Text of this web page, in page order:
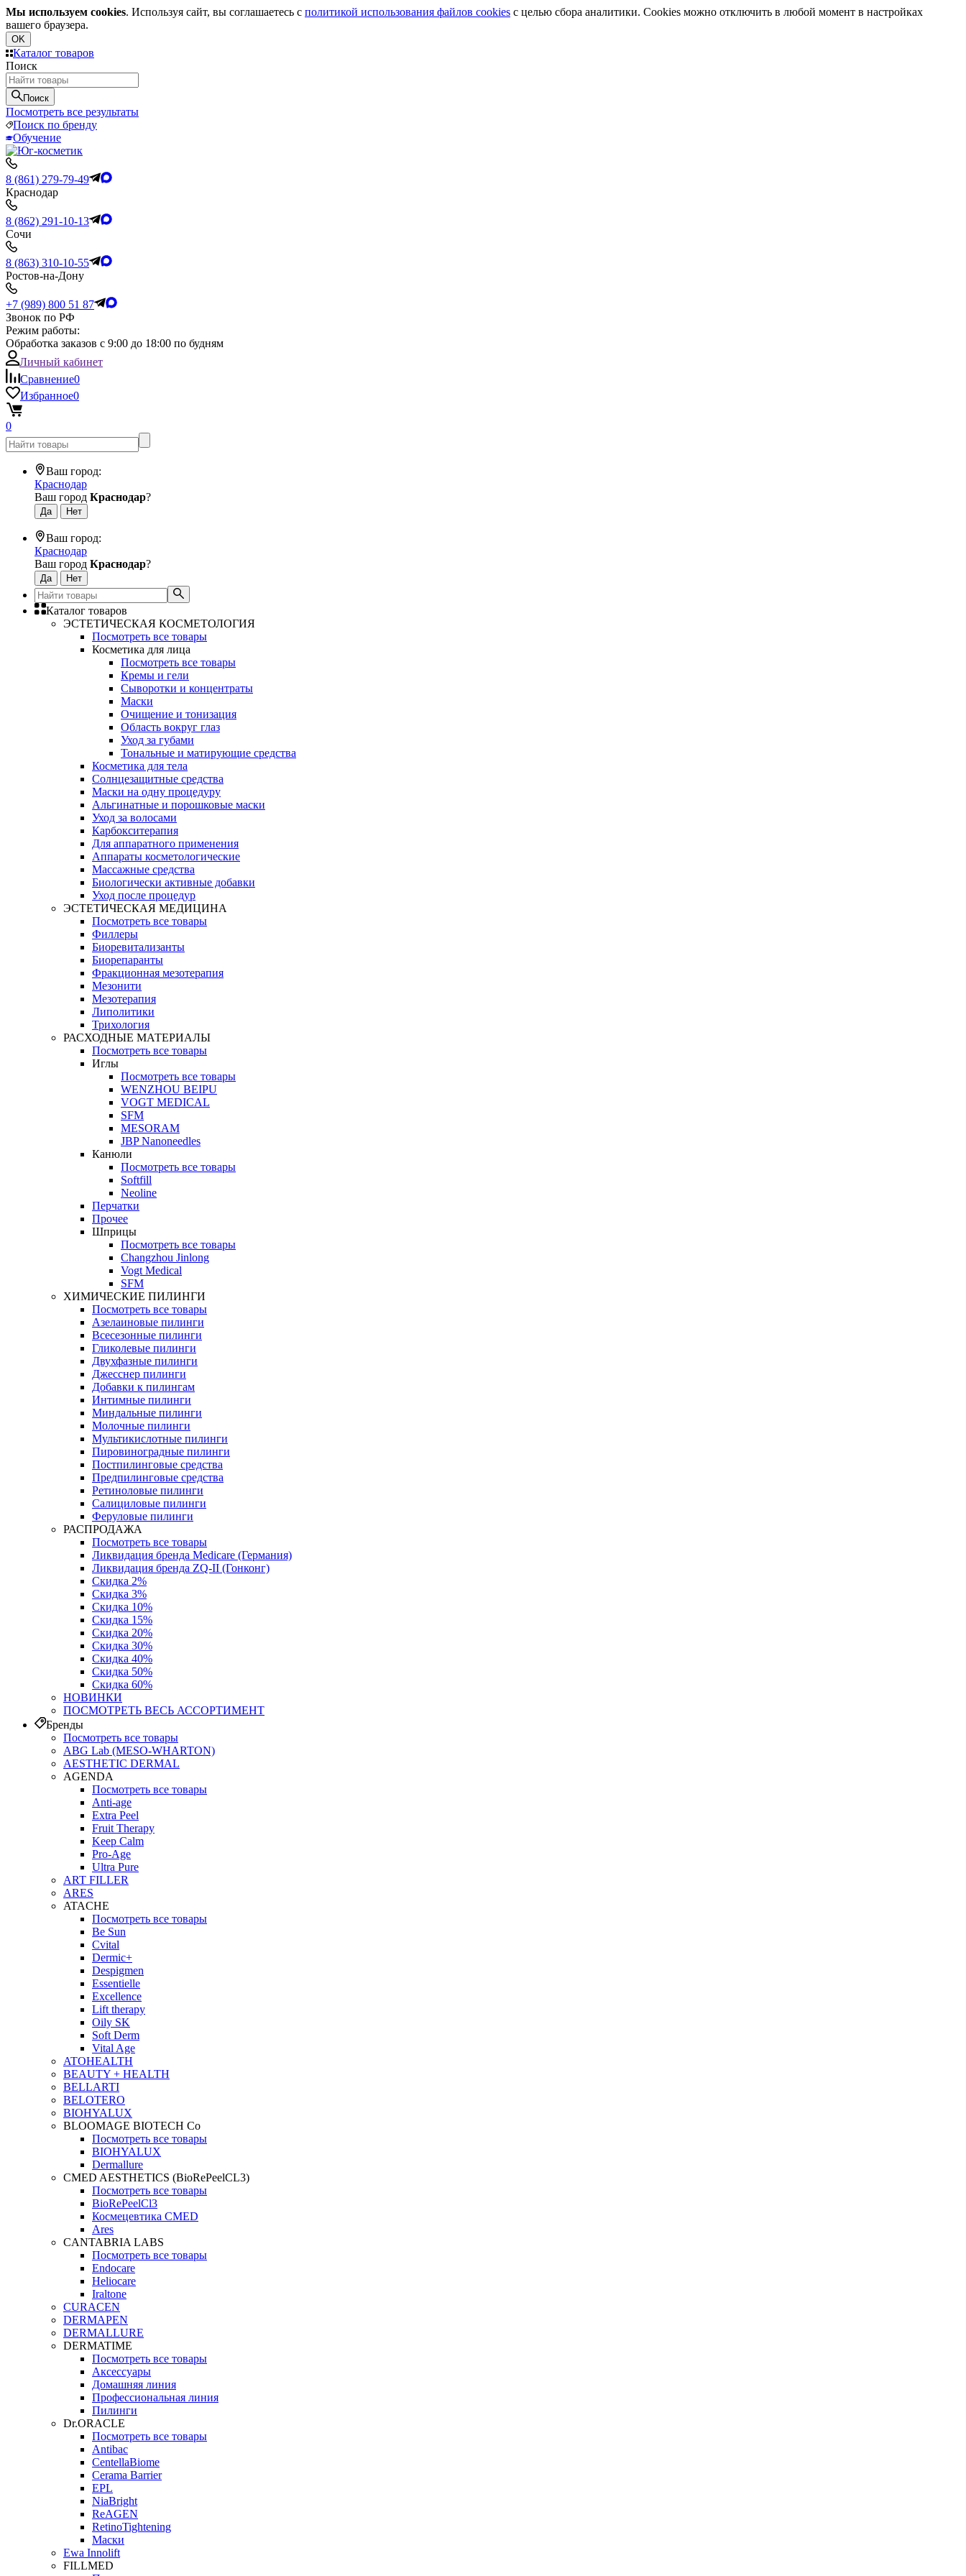
Мы используем cookies. Используя сайт, вы соглашаетесь с политикой использования файлов cookies с целью сбора аналитики. Cookies можно отключить в любой момент в настройках
вашего браузера.
OK
Каталог товаров
Поиск
Поиск
Посмотреть все результаты
Поиск по бренду
Обучение
8 (861) 279-79-49
Краснодар
8 (862) 291-10-13
Сочи
8 (863) 310-10-55
Ростов-на-Дону
+7 (989) 800 51 87
Звонок по РФ
Режим работы:
Обработка заказов с 9:00 до 18:00 по будням
Личный кабинет
Сравнение0
Избранное0
0
Ваш город:
Краснодар
Ваш город Краснодар?
Ваш город:
Краснодар
Ваш город Краснодар?
Каталог товаров
ЭСТЕТИЧЕСКАЯ КОСМЕТОЛОГИЯ
Посмотреть все товары
Косметика для лица
Посмотреть все товары
Кремы и гели
Сыворотки и концентраты
Маски
Очищение и тонизация
Область вокруг глаз
Уход за губами
Тональные и матирующие средства
Косметика для тела
Солнцезащитные средства
Маски на одну процедуру
Альгинатные и порошковые маски
Уход за волосами
Карбокситерапия
Для аппаратного применения
Аппараты косметологические
Массажные средства
Биологически активные добавки
Уход после процедур
ЭСТЕТИЧЕСКАЯ МЕДИЦИНА
Посмотреть все товары
Филлеры
Биоревитализанты
Биорепаранты
Фракционная мезотерапия
Мезонити
Мезотерапия
Липолитики
Трихология
РАСХОДНЫЕ МАТЕРИАЛЫ
Посмотреть все товары
Иглы
Посмотреть все товары
WENZHOU BEIPU
VOGT MEDICAL
SFM
MESORAM
JBP Nanoneedles
Канюли
Посмотреть все товары
Softfill
Neoline
Перчатки
Прочее
Шприцы
Посмотреть все товары
Changzhou Jinlong
Vogt Medical
SFM
ХИМИЧЕСКИЕ ПИЛИНГИ
Посмотреть все товары
Азелаиновые пилинги
Всесезонные пилинги
Гликолевые пилинги
Двухфазные пилинги
Джесснер пилинги
Добавки к пилингам
Интимные пилинги
Миндальные пилинги
Молочные пилинги
Мультикислотные пилинги
Пировиноградные пилинги
Постпилинговые средства
Предпилинговые средства
Ретиноловые пилинги
Салициловые пилинги
Феруловые пилинги
РАСПРОДАЖА
Посмотреть все товары
Ликвидация бренда Medicare (Германия)
Ликвидация бренда ZQ-II (Гонконг)
Скидка 2%
Скидка 3%
Скидка 10%
Скидка 15%
Скидка 20%
Скидка 30%
Скидка 40%
Скидка 50%
Скидка 60%
НОВИНКИ
ПОСМОТРЕТЬ ВЕСЬ АССОРТИМЕНТ
Бренды
Посмотреть все товары
ABG Lab (MESO-WHARTON)
AESTHETIC DERMAL
AGENDA
Посмотреть все товары
Anti-age
Extra Peel
Fruit Therapy
Keep Calm
Pro‑Age
Ultra Pure
ART FILLER
ARES
ATACHE
Посмотреть все товары
Be Sun
Cvital
Dermic+
Despigmen
Essentielle
Excellence
Lift therapy
Oily SK
Soft Derm
Vital Age
ATOHEALTH
BEAUTY + HEALTH
BELLARTI
BELOTERO
BIOHYALUX
BLOOMAGE BIOTECH Co
Посмотреть все товары
BIOHYALUX
Dermallure
CMED AESTHETICS (BioRePeelCL3)
Посмотреть все товары
BioRePeelCl3
Космецевтика CMED
Ares
CANTABRIA LABS
Посмотреть все товары
Endocare
Heliocare
Iraltone
CURACEN
DERMAPEN
DERMALLURE
DERMATIME
Посмотреть все товары
Аксессуары
Домашняя линия
Профессиональная линия
Пилинги
Dr.ORACLE
Посмотреть все товары
Antibac
CentellaBiome
Cerama Barrier
EPL
NiaBright
ReAGEN
RetinoTightening
Маски
Ewa Innolift
FILLMED